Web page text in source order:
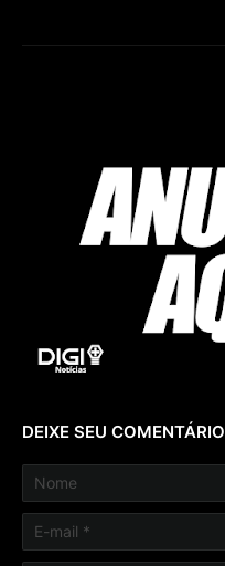
DEIXE SEU COMENTÁRIO